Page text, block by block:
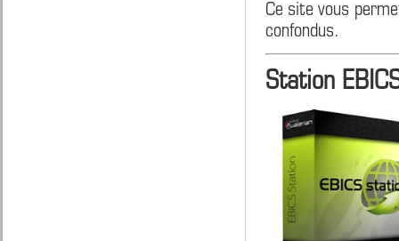
Ce site vous
confondus.
Station